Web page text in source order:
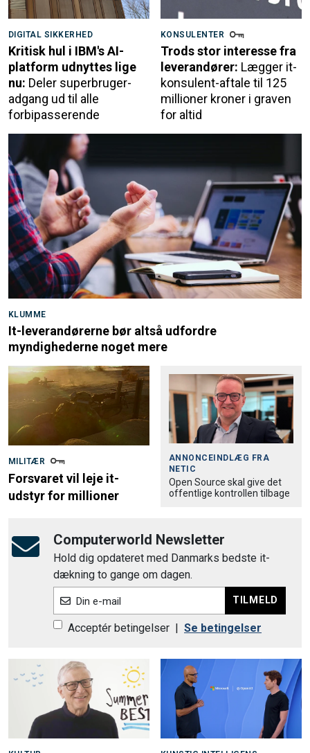
DIGITAL SIKKERHED
Kritisk hul i IBM's AI-
platform udnyttes lige
nu: Deler superbruger-
adgang ud til alle
forbipasserende
KONSULENTER
Trods stor interesse fra
leverandører: Lægger it-
konsulent-aftale til 125
millioner kroner i graven
for altid
KLUMME
It-leverandørerne bør altså udfordre
myndighederne noget mere
MILITÆR
Forsvaret vil leje it-
udstyr for millioner
ANNONCEINDLÆG FRA
NETIC
Open Source skal give det
offentlige kontrollen tilbage
Computerworld Newsletter
Hold dig opdateret med Danmarks bedste it-
dækning to gange om dagen.
Din e-mail TILMELD
Acceptér betingelser | Se betingelser